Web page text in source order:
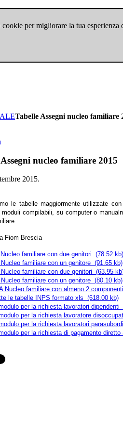
per migliorare la tua
Tabelle Assegni nucleo familiare
nucleo familiare 2015
2015.
le tabelle maggiormente utilizzate
compilabili, su computer o
Fiom Brescia
familiare con due genitori (78.52 kb)
Nucleo familiare con un genitore (91.65 kb)
Nucleo familiare con due genitori (63.95
Nucleo familiare con un genitore (80.10 kb)
Nucleo familiare con almeno 2
le tabelle INPS formato xls (618.00 kb)
per la richiesta lavoratori dipendenti
per la richiesta lavoratore
per la richiesta lavoratori
per la richiesta di pagamento